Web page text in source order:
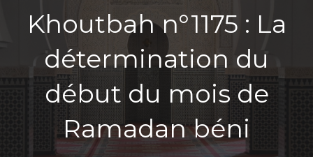
Khoutbah n°1175 : La
détermination du
début du mois de
Ramadan béni